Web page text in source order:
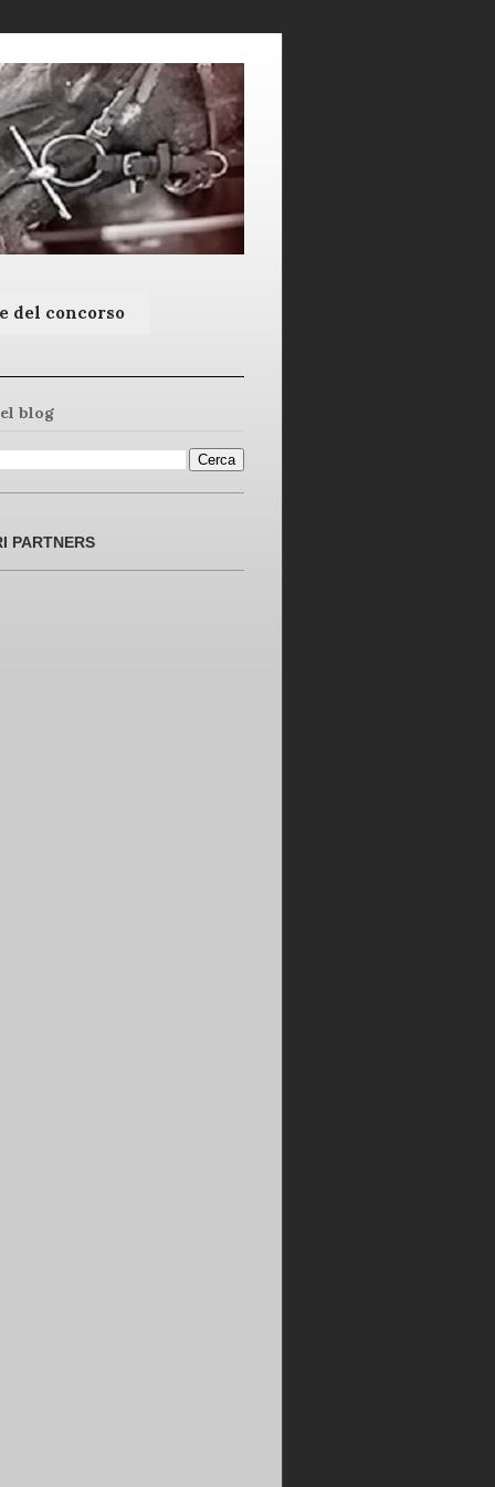
del concorso
blog
PARTNERS